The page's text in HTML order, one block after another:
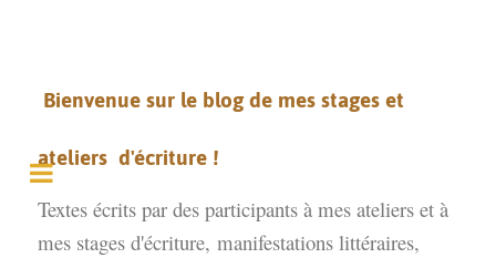
Bienvenue sur le blog de mes stages et
ateliers d'écriture !
Textes écrits par des participants à mes ateliers et à
mes stages d'écriture, manifestations littéraires,